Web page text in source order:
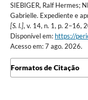
SIEBIGER, Ralf Hermes;
Gabrielle. Expediente e
[S. l.], v. 14, n. 1, p. 2–16,
Disponível em: https://
Acesso em: 7 ago. 2026.
Formatos de Citação